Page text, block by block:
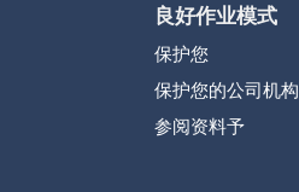
良好作业模式
保护您
保护您的公司机构
参阅资料予